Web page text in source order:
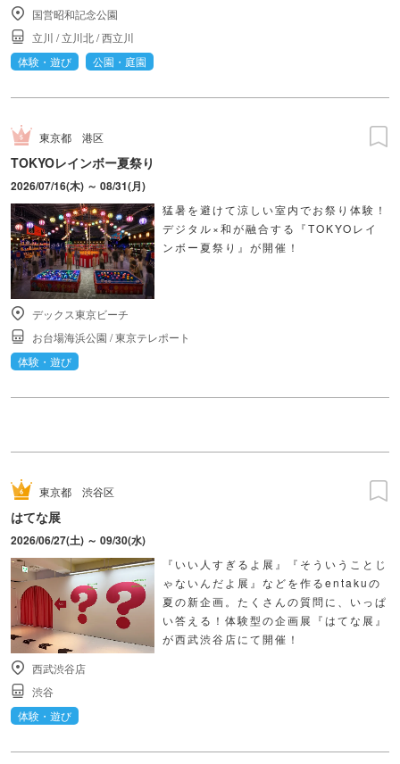
国営昭和記念公園
立川 /立川北/西立川
体験・遊び
公園・庭園
東京都 港区
TOKYOレインボー夏祭り
2026/07/16(木) ～ 08/31(月)
猛暑を避けて涼しい室内でお祭り体験！
デジタル×和が融合する『TOKYOレイ
ンボー夏祭り』が開催！
デックス東京ビーチ
お台場海浜公園 /東京テレポート
体験・遊び
東京都 渋谷区
はてな展
2026/06/27(土) ～ 09/30(水)
『いい人すぎるよ展』『そういうことじ
ゃないんだよ展』などを作るentakuの
夏の新企画。たくさんの質問に、いっぱ
い答える！体験型の企画展『はてな展』
が西武渋谷店にて開催！
西武渋谷店
渋谷
体験・遊び